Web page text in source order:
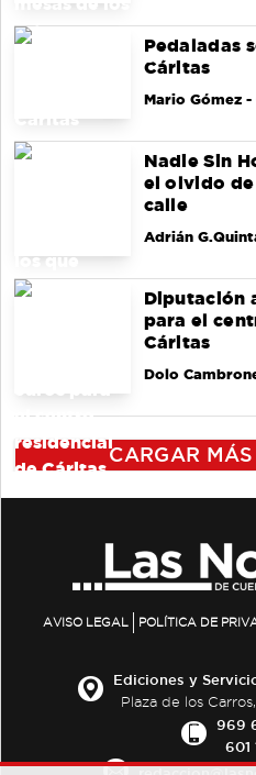
Pedaladas
Cáritas
Mario Gómez-
Nadie Sin
el olvido de
calle
Adrián
Diputación
para el
Cáritas
Dolo
CARGAR
AVISO LEGAL POLÍTICA DE
Ediciones y
Plaza de los
969
601